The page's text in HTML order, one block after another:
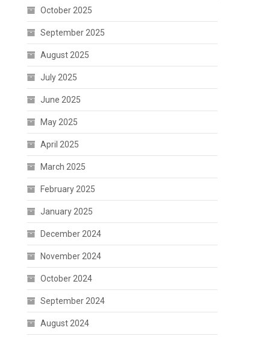
October 2025
September 2025
August 2025
July 2025
June 2025
May 2025
April 2025
March 2025
February 2025
January 2025
December 2024
November 2024
October 2024
September 2024
August 2024